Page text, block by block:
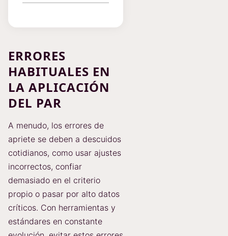
ERRORES
HABITUALES EN
LA APLICACIÓN
DEL PAR
A menudo, los errores de
apriete se deben a descuidos
cotidianos, como usar ajustes
incorrectos, confiar
demasiado en el criterio
propio o pasar por alto datos
críticos. Con herramientas y
estándares en constante